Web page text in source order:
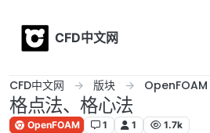
CFD中文网
CFD中文网 版块 OpenFOAM
格点法、格心法
OpenFOAM 1 1 1.7k